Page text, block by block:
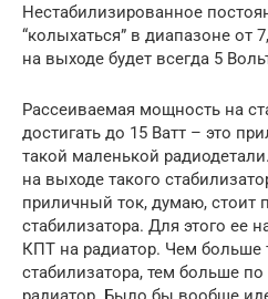
Нестабилизированное
“колыхаться” в диапазоне от
на выходе будет всегда 5
Рассеиваемая мощность на
достигать до 15 Ватт – это
такой маленькой
на выходе такого
приличный ток, думаю, стоит
стабилизатора. Для этого ее
КПТ на радиатор. Чем больше
стабилизатора, тем больше